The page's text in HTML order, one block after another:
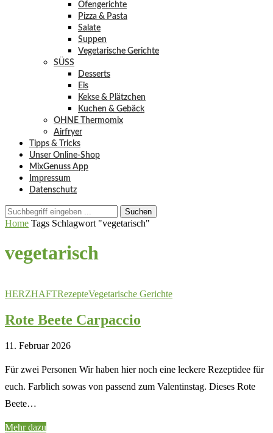
Ofengerichte
Pizza & Pasta
Salate
Suppen
Vegetarische Gerichte
SÜSS
Desserts
Eis
Kekse & Plätzchen
Kuchen & Gebäck
OHNE Thermomix
Airfryer
Tipps & Tricks
Unser Online-Shop
MixGenuss App
Impressum
Datenschutz
Suchen
Home Tags Schlagwort "vegetarisch"
vegetarisch
HERZHAFTRezepteVegetarische Gerichte
Rote Beete Carpaccio
11. Februar 2026
Für zwei Personen Wir haben hier noch eine leckere Rezeptidee für
euch. Farblich sowas von passend zum Valentinstag. Dieses Rote
Beete…
Mehr dazu